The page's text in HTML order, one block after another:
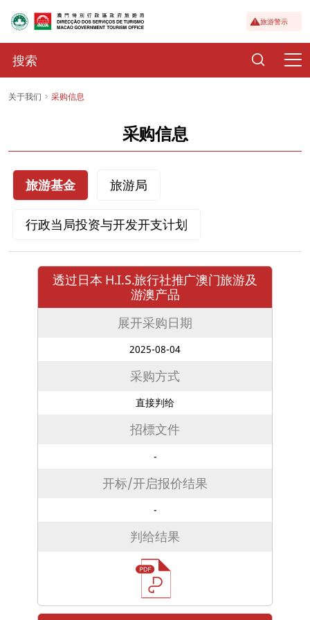
旅游警示
关于我们 采购信息
采购信息
旅游基金 旅游局
行政当局投资与开发开支计划
透过日本 H.I.S.旅行社推广澳门旅游及
游澳产品
展开采购日期
2025-08-04
采购方式
直接判给
招標文件
-
开标/开启报价结果
-
判给结果